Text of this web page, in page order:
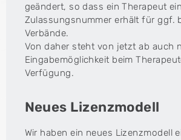
geändert, so dass ein Therapeut
Zulassungsnummer erhält für ggf.
Verbände.
Von daher steht von jetzt ab auch
Eingabemöglichkeit beim
Verfügung.
Neues Lizenzmodell
Wir haben ein neues Lizenzmodell